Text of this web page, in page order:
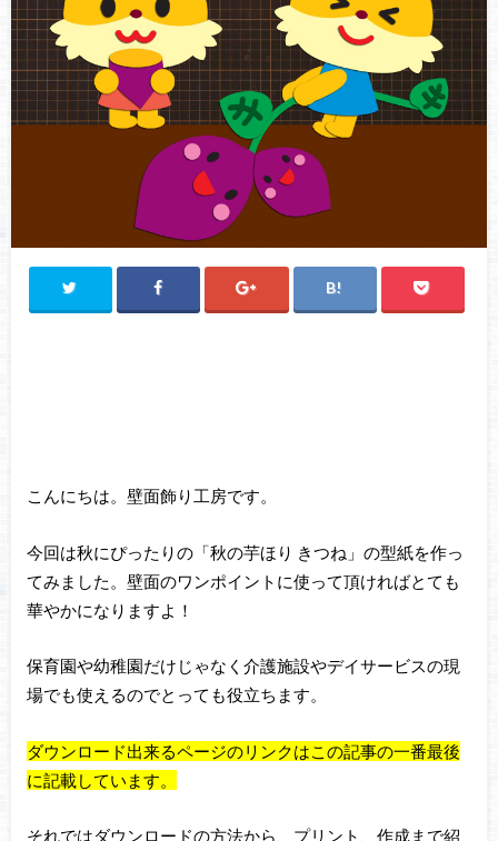
こんにちは。壁面飾り工房です。
今回は秋にぴったりの「秋の芋ほり きつね」の型紙を作っ
てみました。壁面のワンポイントに使って頂ければとても
華やかになりますよ！
保育園や幼稚園だけじゃなく介護施設やデイサービスの現
場でも使えるのでとっても役立ちます。
ダウンロード出来るページのリンクはこの記事の一番最後
に記載しています。
それではダウンロードの方法から、プリント、作成まで紹